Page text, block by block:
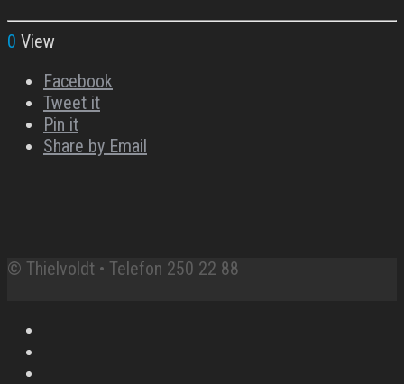
0 View
Facebook
Tweet it
Pin it
Share by Email
© Thielvoldt • Telefon 250 22 88